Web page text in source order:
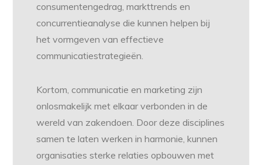
consumentengedrag, markttrends en
concurrentieanalyse die kunnen helpen bij
het vormgeven van effectieve
communicatiestrategieën.
Kortom, communicatie en marketing zijn
onlosmakelijk met elkaar verbonden in de
wereld van zakendoen. Door deze disciplines
samen te laten werken in harmonie, kunnen
organisaties sterke relaties opbouwen met